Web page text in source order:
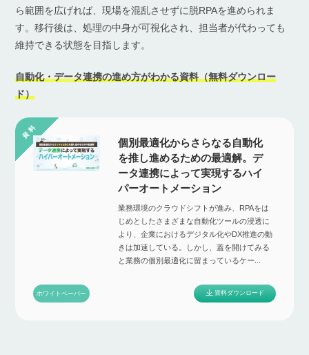
ら範囲を広げれば、現場を混乱させずに脱RPAを進められま
す。移行後は、処理の中身が可視化され、担当者が代わっても
維持できる状態を目指します。
自動化・データ連携の進め方がわかる資料（無料ダウンロー
ド）
個別最適化からさらなる自動化
を推し進めるための最適解。デ
ータ連携によって実現するハイ
パーオートメーション
業務環境のクラウドシフトが進み、RPAをは
じめとしたさまざまな自動化ツールの浸透に
より、企業におけるデジタル化やDX推進の動
きは加速している。しかし、蓋を開けてみる
と業務の個別最適化に留まっているケー...
ホワイトペーパー 資料ダウンロード